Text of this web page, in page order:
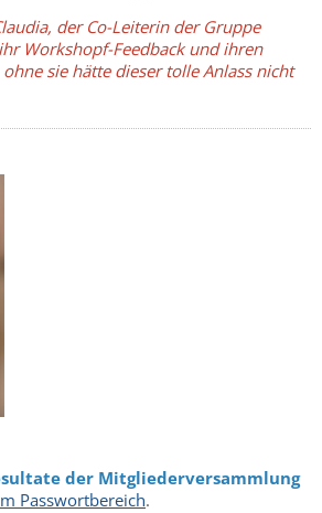
der Co-Leiterin der Gruppe
Workshopf-Feedback und ihren
sie hätte dieser tolle Anlass nicht
der Mitgliederversammlung
Passwortbereich.